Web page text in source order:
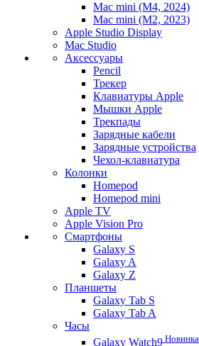
Mac mini (M4, 2024)
Mac mini (M2, 2023)
Apple Studio Display
Mac Studio
Аксессуары
Pencil
Трекер
Клавиатуры Apple
Мышки Apple
Трекпады
Зарядные кабели
Зарядные устройства
Чехол-клавиатура
Колонки
Homepod
Homepod mini
Apple TV
Apple Vision Pro
Смартфоны
Galaxy S
Galaxy A
Galaxy Z
Планшеты
Galaxy Tab S
Galaxy Tab A
Часы
Galaxy Watch9 Новинка